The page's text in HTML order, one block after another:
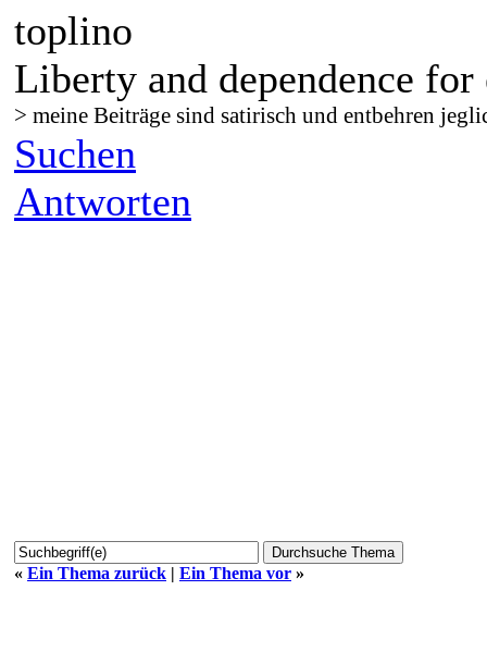
toplino
Liberty and dependence for
> meine Beiträge sind satirisch und entbehren
Suchen
Antworten
« Ein Thema zurück | Ein Thema vor »